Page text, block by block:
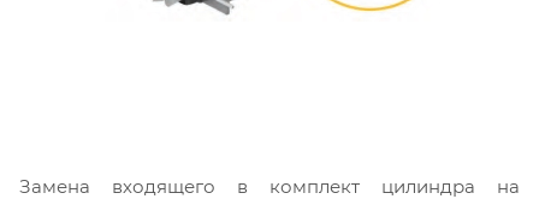
Замена входящего в комплект цилиндра на